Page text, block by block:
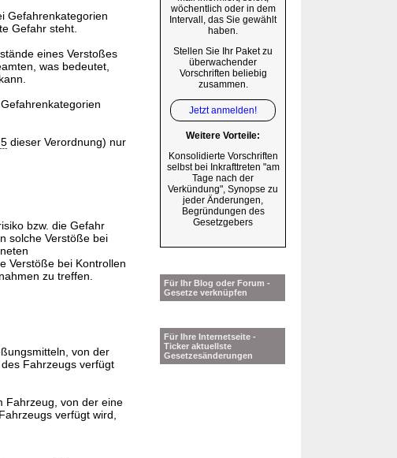
Gefahrenkategorien
Gefahr steht.
eines Verstoßes
was bedeutet,
dieser Verordnung) nur
bzw. die Gefahr
solche Verstöße bei
Verstöße bei Kontrollen
zu treffen.
von der
Fahrzeugs verfügt
Fahrzeug, von der eine
verfügt wird,
wöchentlich oder in dem
Intervall, das Sie gewählt
haben.
Stellen Sie Ihr Paket zu
überwachender
Vorschriften beliebig
zusammen.
Jetzt anmelden!
Weitere Vorteile:
Konsolidierte Vorschriften
selbst bei Inkrafttreten "am
Tage nach der
Verkündung", Synopse zu
jeder Änderungen,
Begründungen des
Gesetzgebers
Für Ihr Blog oder Forum -
Gesetze verknüpfen
Für Ihre Internetseite -
Ticker aktuellste
Gesetzesänderungen